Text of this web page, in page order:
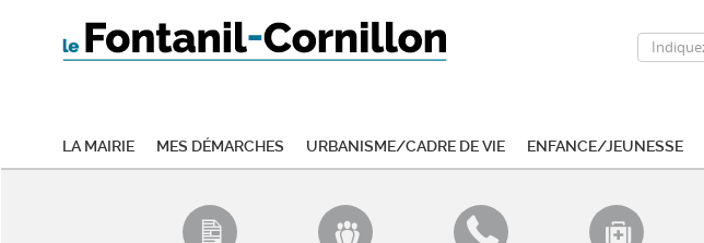
La mairie Mes démarches Urbanisme/Cadre de vie Enfance/Jeunesse